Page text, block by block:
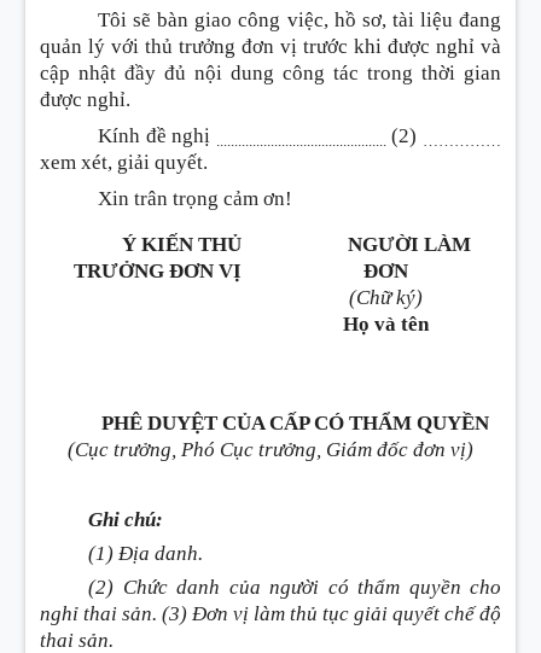
Tôi sẽ bàn giao công việc, hồ sơ, tài liệu đang
quản lý với thủ trưởng đơn vị trước khi được nghỉ và
cập nhật đầy đủ nội dung công tác trong thời gian
được nghỉ.
Kính đề nghị ............................................... (2) ……………
xem xét, giải quyết.
Xin trân trọng cảm ơn!
Ý KIẾN THỦ
TRƯỞNG ĐƠN VỊ
NGƯỜI LÀM
ĐƠN
(Chữ ký)
Họ và tên
PHÊ DUYỆT CỦA CẤP CÓ THẨM QUYỀN
(Cục trưởng, Phó Cục trưởng, Giám đốc đơn vị)
Ghi chú:
(1) Địa danh.
(2) Chức danh của người có thẩm quyền cho
nghỉ thai sản. (3) Đơn vị làm thủ tục giải quyết chế độ
thai sản.